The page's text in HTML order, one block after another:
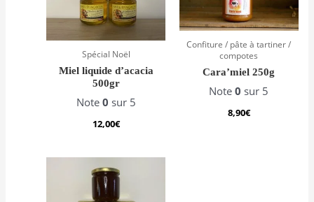
Spécial Noël
Miel liquide d’acacia
500gr
Note 0 sur 5
12,00€
Confiture / pâte à tartiner /
compotes
Cara’miel 250g
Note0 sur 5
8,90€